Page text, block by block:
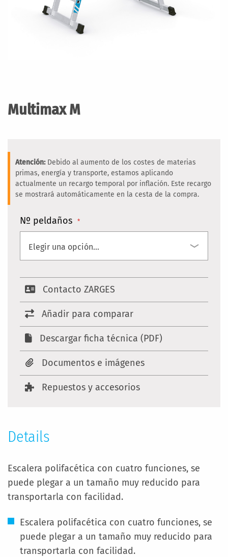
Multimax M
Atención:Debido al aumento de los costes de materias
primas, energía y transporte, estamos aplicando
actualmente un recargo temporal por inflación. Este recargo
se mostrará automáticamente en la cesta de la compra.
Nº peldaños
Contacto ZARGES
Añadir para comparar
Descargar ficha técnica (PDF)
Documentos e imágenes
Repuestos y accesorios
de
imágenes
Details
Escalera polifacética con cuatro funciones, se
puede plegar a un tamaño muy reducido para
transportarla con facilidad.
Escalera polifacética con cuatro funciones, se
puede plegar a un tamaño muy reducido para
transportarla con facilidad.